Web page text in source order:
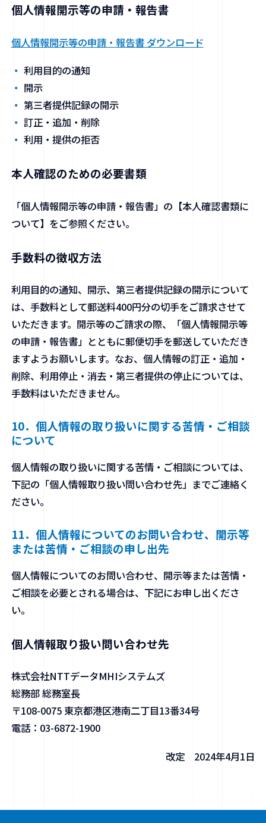
個人情報開示等の申請・報告書
個人情報開示等の申請・報告書 ダウンロード
利用目的の通知
開示
第三者提供記録の開示
訂正・追加・削除
利用・提供の拒否
本人確認のための必要書類
「個人情報開示等の申請・報告書」の【本人確認書類に
ついて】をご参照ください。
手数料の徴収方法
利⽤⽬的の通知、開⽰、第三者提供記録の開示について
は、⼿数料として郵送料400円分の切手をご請求させて
いただきます。開示等のご請求の際、「個人情報開示等
の申請・報告書」とともに郵便切手を郵送していただき
ますようお願いします。なお、個人情報の訂正・追加・
削除、利用停止・消去・第三者提供の停止については、
手数料はいただきません。
10．個人情報の取り扱いに関する苦情・ご相談
について
個人情報の取り扱いに関する苦情・ご相談については、
下記の「個人情報取り扱い問い合わせ先」までご連絡く
ださい。
11．個人情報についてのお問い合わせ、開示等
または苦情・ご相談の申し出先
個人情報についてのお問い合わせ、開示等または苦情・
ご相談を必要とされる場合は、下記にお申し出くださ
い。
個人情報取り扱い問い合わせ先
株式会社NTTデータMHIシステムズ
総務部 総務室長
〒108-0075 東京都港区港南二丁目13番34号
電話：03-6872-1900
改定 2024年4月1日